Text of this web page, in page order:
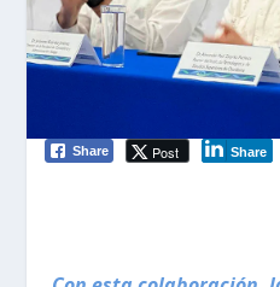
Share Post Share